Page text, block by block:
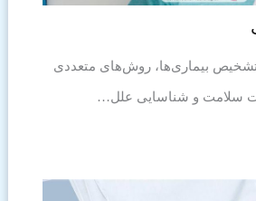
بیماری‌ها، روش‌های متعددی
سلامت و شناسایی علل…